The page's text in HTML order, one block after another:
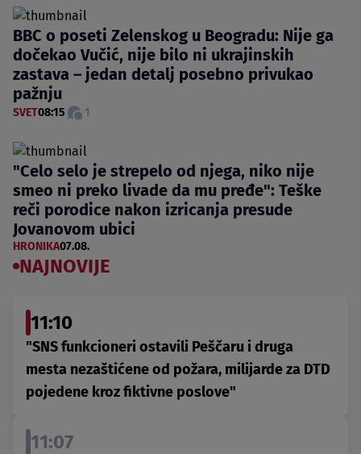
BBC o poseti Zelenskog u Beogradu: Nije ga
dočekao Vučić, nije bilo ni ukrajinskih
zastava – jedan detalj posebno privukao
pažnju
SVET08:15 1
"Celo selo je strepelo od njega, niko nije
smeo ni preko livade da mu pređe": Teške
reči porodice nakon izricanja presude
Jovanovom ubici
HRONIKA07.08.
NAJNOVIJE
11:10
"SNS funkcioneri ostavili Peščaru i druga
mesta nezaštićene od požara, milijarde za DTD
pojedene kroz fiktivne poslove"
11:07